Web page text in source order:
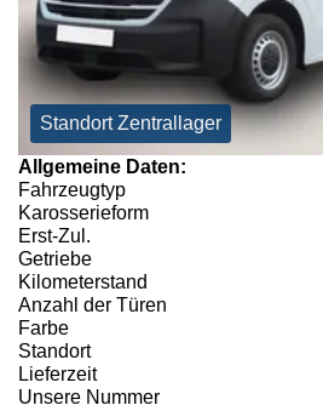
Standort Zentrallager
Allgemeine Daten:
Fahrzeugtyp
Karosserieform
Erst-Zul.
Getriebe
Kilometerstand
Anzahl der Türen
Farbe
Standort
Lieferzeit
Unsere Nummer